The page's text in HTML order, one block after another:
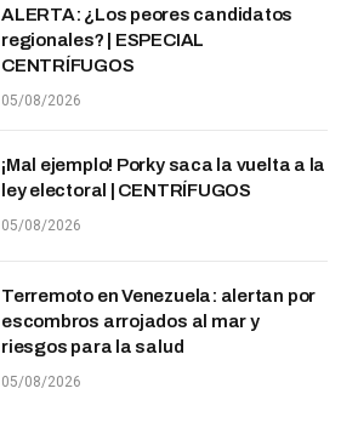
ALERTA: ¿Los peores candidatos
regionales? | ESPECIAL
CENTRÍFUGOS
05/08/2026
¡Mal ejemplo! Porky saca la vuelta a la
ley electoral | CENTRÍFUGOS
05/08/2026
Terremoto en Venezuela: alertan por
escombros arrojados al mar y
riesgos para la salud
05/08/2026